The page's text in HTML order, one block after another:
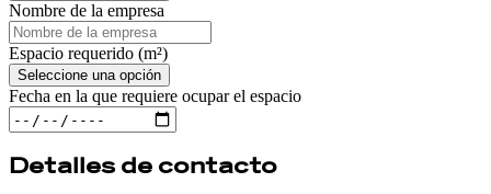
Nombre de la empresa
Espacio requerido (m²)
Seleccione una opción
Fecha en la que requiere ocupar el espacio
Detalles de contacto